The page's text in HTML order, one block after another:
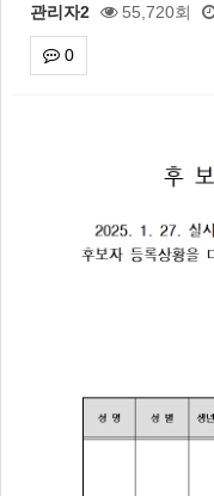
관리자2 55,720회
0